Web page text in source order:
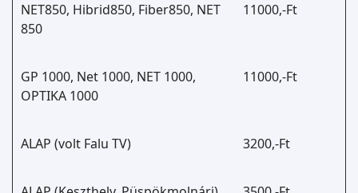
NET850, Hibrid850, Fiber850, NET
850
11000,-Ft
GP 1000, Net 1000, NET 1000,
OPTIKA 1000
11000,-Ft
ALAP (volt Falu TV) 3200,-Ft